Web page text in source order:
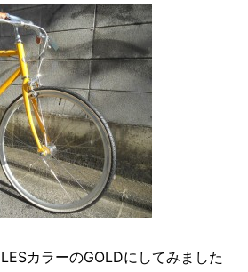
カラーのGOLDにしてみました